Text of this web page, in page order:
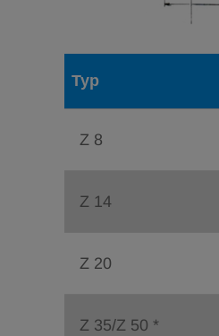
Typ
Z 8
Z 14
Z 20
Z 35/Z 50 *